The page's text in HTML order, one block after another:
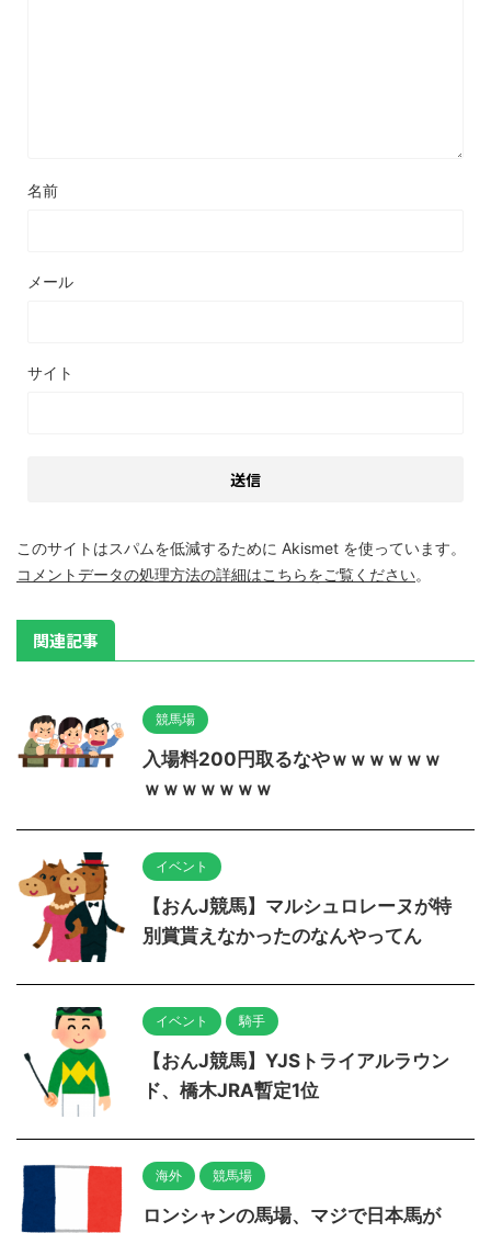
名前
メール
サイト
このサイトはスパムを低減するために Akismet を使っています。
コメントデータの処理方法の詳細はこちらをご覧ください。
関連記事
競馬場
入場料200円取るなやｗｗｗｗｗｗ
ｗｗｗｗｗｗｗ
イベント
【おんJ競馬】マルシュロレーヌが特
別賞貰えなかったのなんやってん
イベント 騎手
【おんJ競馬】YJSトライアルラウン
ド、橋木JRA暫定1位
海外 競馬場
ロンシャンの馬場、マジで日本馬が